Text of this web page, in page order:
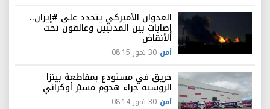
العدوان الأميركي يتجدد على #إيران..
إصابات بين المدنيين وعالقون تحت
الأنقاض
أمن 30 تموز 08:15
حريق في مستودع بمقاطعة بينزا
الروسية جراء هجوم مسيّر أوكراني
أمن 30 تموز 08:14